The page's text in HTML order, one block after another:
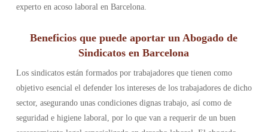
experto en acoso laboral en Barcelona.
Beneficios que puede aportar un Abogado de
Sindicatos en Barcelona
Los sindicatos están formados por trabajadores que tienen como
objetivo esencial el defender los intereses de los trabajadores de dicho
sector, asegurando unas condiciones dignas trabajo, así como de
seguridad e higiene laboral, por lo que van a requerir de un buen